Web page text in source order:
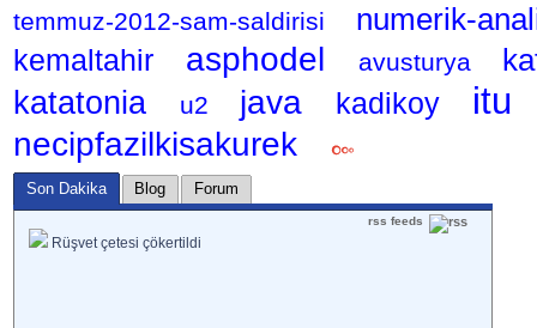
temmuz-2012-sam-saldirisi
numerik-
kemaltahir asphodel avusturya
katatonia
u2 java kadikoy itu
necipfazilkisakurek
Son Dakika Blog Forum
rss feeds
Rüşvet çetesi çökertildi